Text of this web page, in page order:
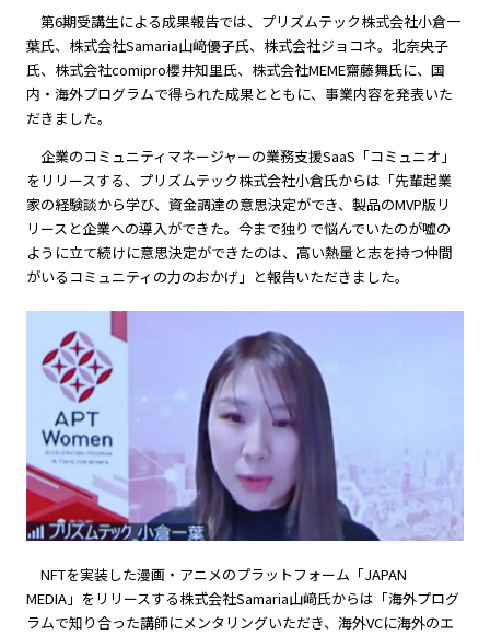
第6期受講生による成果報告では、プリズムテック株式会社小倉一
葉氏、株式会社Samaria山﨑優子氏、株式会社ジョコネ。北奈央子
氏、株式会社comipro櫻井知里氏、株式会社MEME齋藤舞氏に、国
内・海外プログラムで得られた成果とともに、事業内容を発表いた
だきました。
企業のコミュニティマネージャーの業務支援SaaS「コミュニオ」
をリリースする、プリズムテック株式会社小倉氏からは「先輩起業
家の経験談から学び、資金調達の意思決定ができ、製品のMVP版リ
リースと企業への導入ができた。今まで独りで悩んでいたのが嘘の
ように立て続けに意思決定ができたのは、高い熱量と志を持つ仲間
がいるコミュニティの力のおかげ」と報告いただきました。
NFTを実装した漫画・アニメのプラットフォーム「JAPAN
MEDIA」をリリースする株式会社Samaria山﨑氏からは「海外プログ
ラムで知り合った講師にメンタリングいただき、海外VCに海外のエ